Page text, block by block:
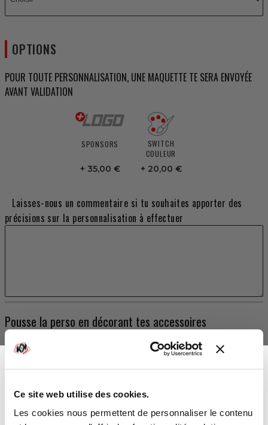
Ce site web utilise des cookies.
Les cookies nous permettent de personnaliser le contenu
OPTIONS
POUR TOUTE PERSONNALISATION, UNE MAQUETTE TE SERA ENVOYÉE
AVANT VALIDATION
SPONSORS
35,00 €
SWITCH
COULEUR
20,00 €
Laisses-nous un commentaire si tu souhaites apporter des
précisions sur la personnalisation à effectuer
Pousse la perso en décorant tes accessoires
STICKERS D'AILE
Extensions d'ailes origines YAMAHA 179,00 €
TOTAL